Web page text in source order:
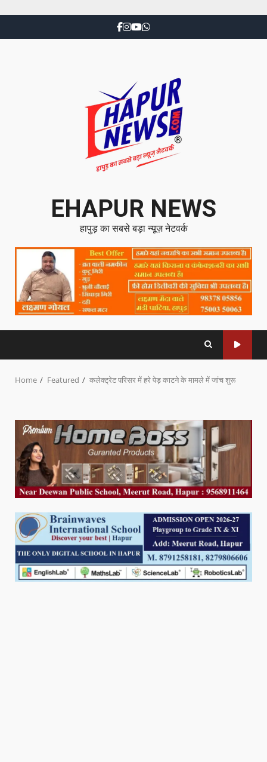
EHAPUR NEWS
हापुड़ का सबसे बड़ा न्यूज़ नेटवर्क
Home Featured कलेक्ट्रेट परिसर में हरे पेड़ काटने के मामले में जांच शुरू